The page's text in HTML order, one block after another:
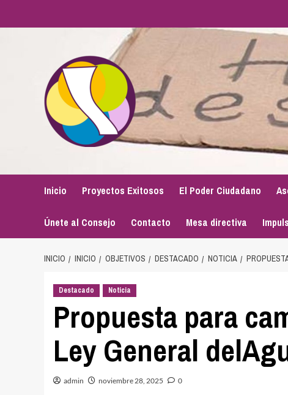
Inicio Proyectos Exitosos El Poder Ciudadano
Únete al Consejo Contacto Mesa directiva
INICIO INICIO OBJETIVOS DESTACADO NOTICIA
Destacado Noticia
Propuesta para
Ley General
admin noviembre 28, 2025 0